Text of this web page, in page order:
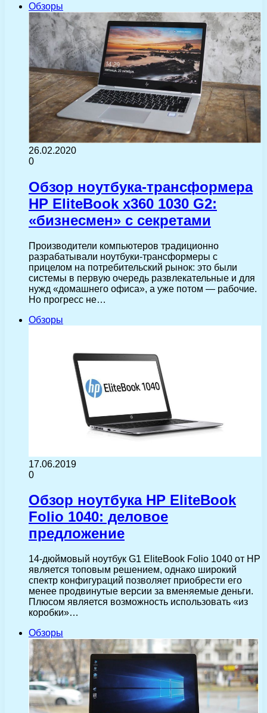
Обзоры
26.02.2020
0
Обзор ноутбука-трансформера
HP EliteBook x360 1030 G2:
«бизнесмен» с секретами
Производители компьютеров традиционно
разрабатывали ноутбуки-трансформеры с
прицелом на потребительский рынок: это были
системы в первую очередь развлекательные и для
нужд «домашнего офиса», а уже потом — рабочие.
Но прогресс не…
Обзоры
17.06.2019
0
Обзор ноутбука HP EliteBook
Folio 1040: деловое
предложение
14-дюймовый ноутбук G1 EliteBook Folio 1040 от HP
является топовым решением, однако широкий
спектр конфигураций позволяет приобрести его
менее продвинутые версии за вменяемые деньги.
Плюсом является возможность использовать «из
коробки»…
Обзоры